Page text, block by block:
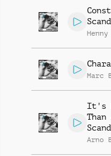
Marc
It's
Than
Arno